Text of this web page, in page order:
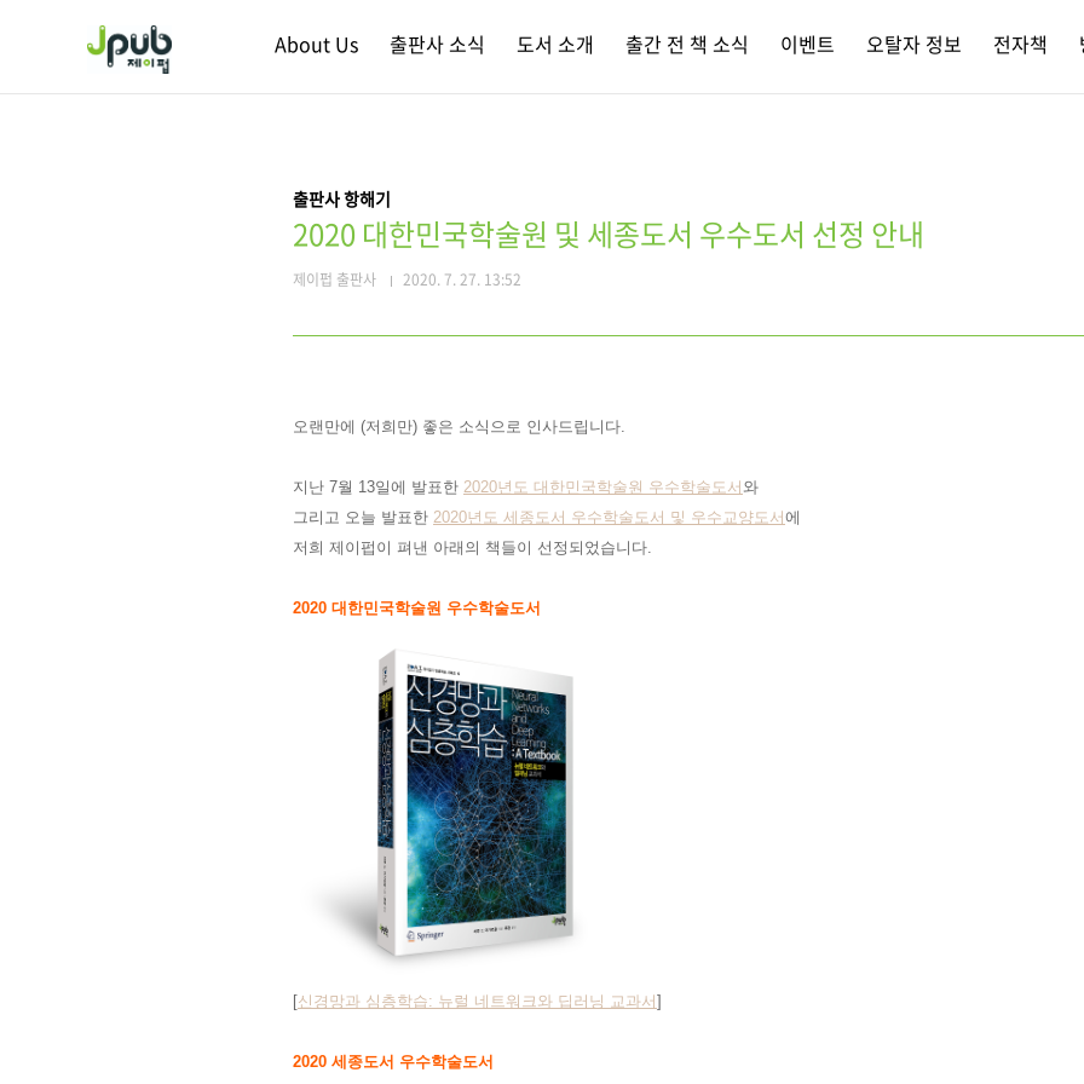
About Us 출판사 소식 도서 소개 출간 전 책 소식 이벤트 오탈자 정보 전자책
출판사 항해기
2020 대한민국학술원 및 세종도서 우수도서 선정 안내
제이펍 출판사 2020. 7. 27. 13:52
오랜만에 (저희만) 좋은 소식으로 인사드립니다.
지난 7월 13일에 발표한 2020년도 대한민국학술원 우수학술도서 와
그리고 오늘 발표한 2020년도 세종도서 우수학술도서 및 우수교양도서 에
저희 제이펍이 펴낸 아래의 책들이 선정되었습니다.
2020 대한민국학술원 우수학술도서
[신경망과 심층학습: 뉴럴 네트워크와 딥러닝 교과서 ]
2020 세종도서 우수학술도서